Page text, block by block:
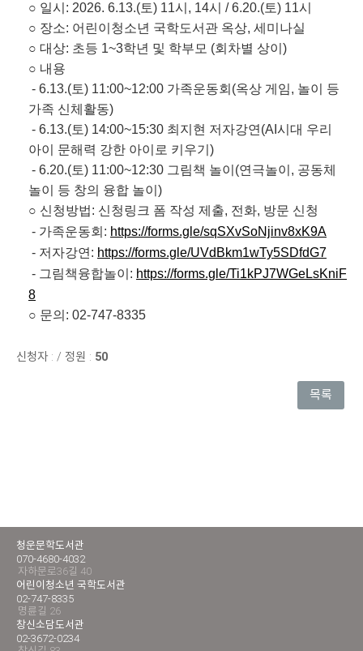
○ 일시: 2026. 6.13.(토) 11시, 14시 / 6.20.(토) 11시
○ 장소: 어린이청소년 국학도서관 옥상, 세미나실
○ 대상: 초등 1~3학년 및 학부모 (회차별 상이)
○ 내용
- 6.13.(토) 11:00~12:00 가족운동회(옥상 게임, 놀이 등
가족 신체활동)
- 6.13.(토) 14:00~15:30 최지현 저자강연(AI시대 우리
아이 문해력 강한 아이로 키우기)
- 6.20.(토) 11:00~12:30 그림책 놀이(연극놀이, 공동체
놀이 등 창의 융합 놀이)
○ 신청방법: 신청링크 폼 작성 제출, 전화, 방문 신청
- 가족운동회: https://forms.gle/sqSXvSoNjinv8xK9A
- 저자강연: https://forms.gle/UVdBkm1wTy5SDfdG7
- 그림책융합놀이: https://forms.gle/Ti1kPJ7WGeLsKniF
8
○ 문의: 02-747-8335
신청자 : / 정원 : 50
목록
청운문학도서관
070-4680-4032
자하문로36길 40
어린이청소년 국학도서관
02-747-8335
명륜길 26
창신소담도서관
02-3672-0234